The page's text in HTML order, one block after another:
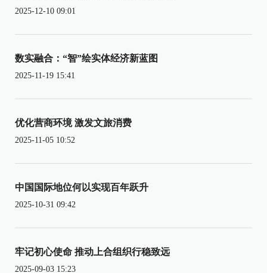
2025-12-10 09:01
数实融合：“智”绘实体经济新蓝图
2025-11-19 15:41
优化营商环境 激发文旅消费
2025-11-05 10:52
中国国际地位何以实现百年跃升
2025-10-31 09:42
牢记初心使命 推动上合组织行稳致远
2025-09-03 15:23